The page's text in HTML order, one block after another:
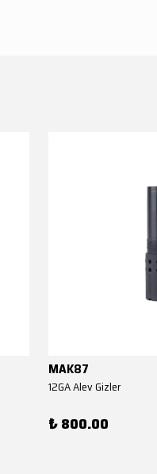
MAK87
12GA Alev Gizler
₺ 800.00